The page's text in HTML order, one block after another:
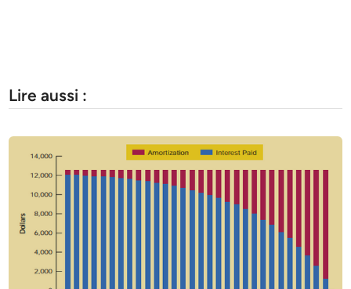
Lire aussi :